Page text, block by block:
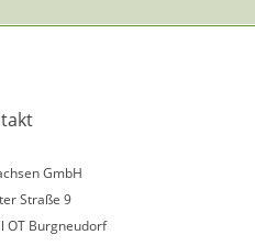
GmbH
Straße 9
OT Burgneudorf